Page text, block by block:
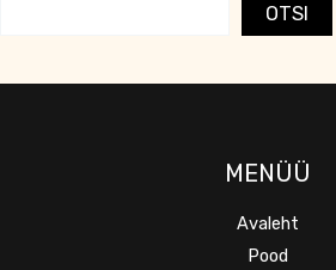
OTSI
MENÜÜ
Avaleht
Pood